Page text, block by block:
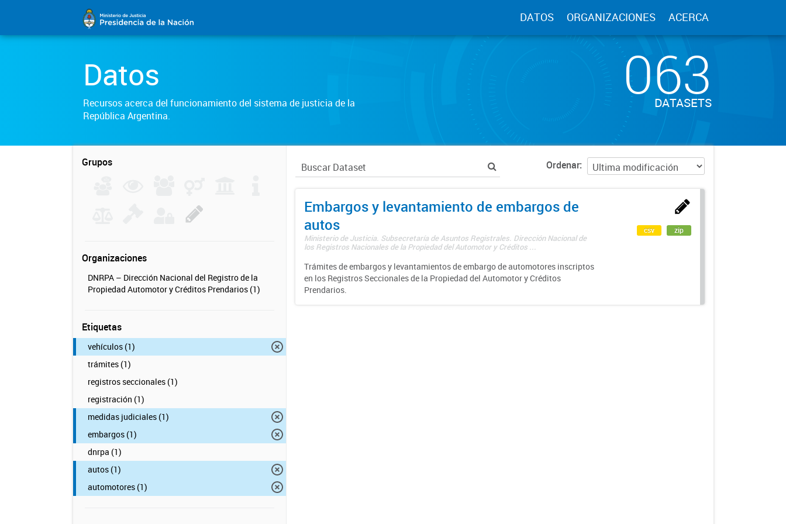
DATOS ORGANIZACIONES ACERCA
Datos
Recursos acerca del funcionamiento del sistema de justicia de la
República Argentina.
063
DATASETS
Grupos
Organizaciones
DNRPA – Dirección Nacional del Registro de la
Propiedad Automotor y Créditos Prendarios (1)
Etiquetas
vehículos (1)
trámites (1)
registros seccionales (1)
registración (1)
medidas judiciales (1)
embargos (1)
dnrpa (1)
autos (1)
automotores (1)
Ordenar
Embargos y levantamiento de embargos de
autos
Ministerio de Justicia. Subsecretaría de Asuntos Registrales. Dirección Nacional de
los Registros Nacionales de la Propiedad del Automotor y Créditos ...
Trámites de embargos y levantamientos de embargo de automotores inscriptos
en los Registros Seccionales de la Propiedad del Automotor y Créditos
Prendarios.
csv zip